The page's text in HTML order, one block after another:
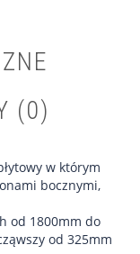
(0)
w którym
bocznymi,
od 1800mm do
od 325mm